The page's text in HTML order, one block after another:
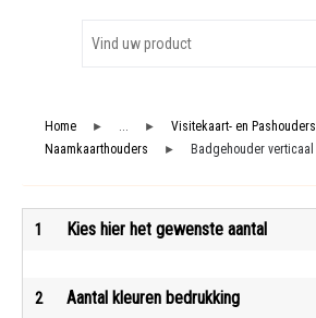
Home ► ... ► Visitekaart- en Pashouders
Naamkaarthouders ► Badgehouder verticaal
1 Kies hier het gewenste aantal
2 Aantal kleuren bedrukking